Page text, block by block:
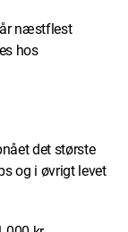
næstflest
hos
det største
og i øvrigt levet